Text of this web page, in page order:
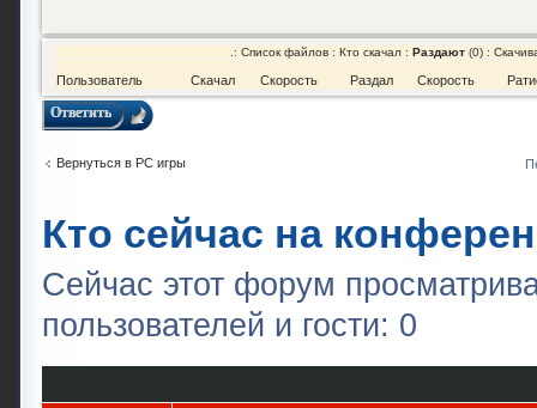
.: Список файлов : Кто скачал : Раздают (0) :
Пользователь Скачал Скорость Раздал Скорость
Ответить
Вернуться в PC игры
Кто сейчас на
Сейчас этот форум
пользователей и гости: 0